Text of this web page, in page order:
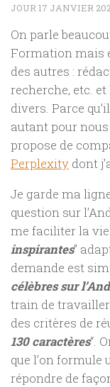
JOUR17 JANVIER
On parle
Formation mais
des autres :
recherche, etc.
divers. Parce
autant pour
propose de
Perplexity dont
Je garde ma
question sur
me faciliter la vie
inspirantes”
demande est
célèbres sur
train de travailler
des critères de
130 caractères“.
que l’on formule
répondre de